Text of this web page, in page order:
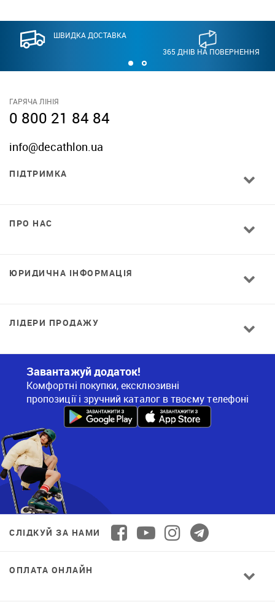
ШВИДКА ДОСТАВКА
365 ДНІВ НА ПОВЕРНЕННЯ
ГАРЯЧА ЛІНІЯ
0 800 21 84 84
info@decathlon.ua
ПІДТРИМКА
ПРО НАС
ЮРИДИЧНА ІНФОРМАЦІЯ
ЛІДЕРИ ПРОДАЖУ
Завантажуй додаток!
Комфортні покупки, ексклюзивні
пропозиції і зручний каталог в твоєму телефоні
СЛІДКУЙ ЗА НАМИ
ОПЛАТА ОНЛАЙН